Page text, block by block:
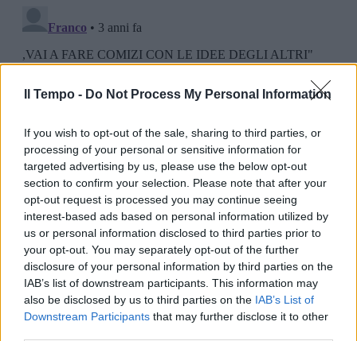
Il Tempo - Do Not Process My Personal Information
If you wish to opt-out of the sale, sharing to third parties, or
processing of your personal or sensitive information for
targeted advertising by us, please use the below opt-out
section to confirm your selection. Please note that after your
opt-out request is processed you may continue seeing
interest-based ads based on personal information utilized by
us or personal information disclosed to third parties prior to
your opt-out. You may separately opt-out of the further
disclosure of your personal information by third parties on the
IAB’s list of downstream participants. This information may
also be disclosed by us to third parties on the IAB’s List of
Downstream Participants that may further disclose it to other